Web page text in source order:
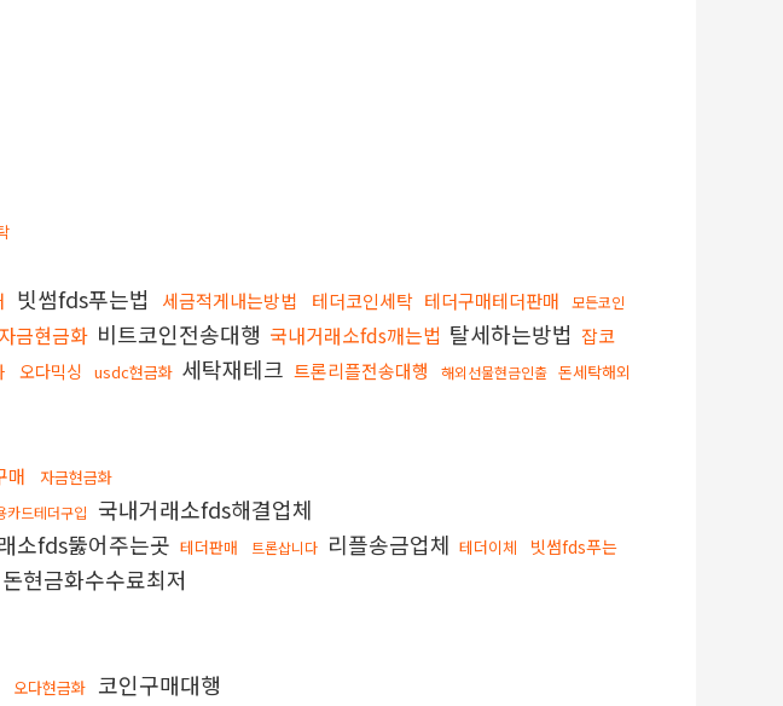
빗썸fds푸는법 세금적게내는방법 테더코인세탁 테더구매테더판매
모든코인
자금현금화 비트코인전송대행 국내거래소fds깨는법 탈세하는방법 잡코
오다믹싱 usdc현금화 세탁재테크 트론리플전송대행 해외선물현금인출 돈세탁해외
매 자금현금화
카드테더구입 국내거래소fds해결업체
소fds뚫어주는곳 테더판매 트론삽니다 리플송금업체 테더이체
빗썸fds푸는
돈현금화수수료최저
오다현금화 코인구매대행